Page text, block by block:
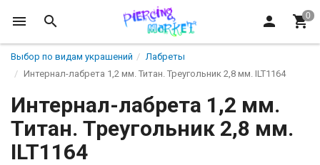
Выбор по видам украшений
Лабреты
Интернал-лабрета 1,2 мм. Титан. Треугольник 2,8 мм. ILT1164
Интернал-лабрета 1,2 мм.
Титан. Треугольник 2,8 мм.
ILT1164